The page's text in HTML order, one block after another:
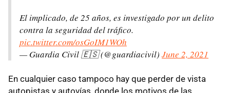
El implicado, de 25 años, es investigado por un delito
contra la seguridad del tráfico.
pic.twitter.com/osGoIM1WOh
— Guardia Civil 🇪🇸 (@guardiacivil) June 2, 2021
En cualquier caso tampoco hay que perder de vista